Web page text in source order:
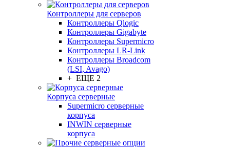
Контроллеры для серверов
Контроллеры Qlogic
Контроллеры Gigabyte
Контроллеры Supermicro
Контроллеры LR-Link
Контроллеры Broadcom
(LSI, Avago)
+ ЕЩЕ 2
Корпуса серверные
Supermicro серверные
корпуса
INWIN серверные
корпуса